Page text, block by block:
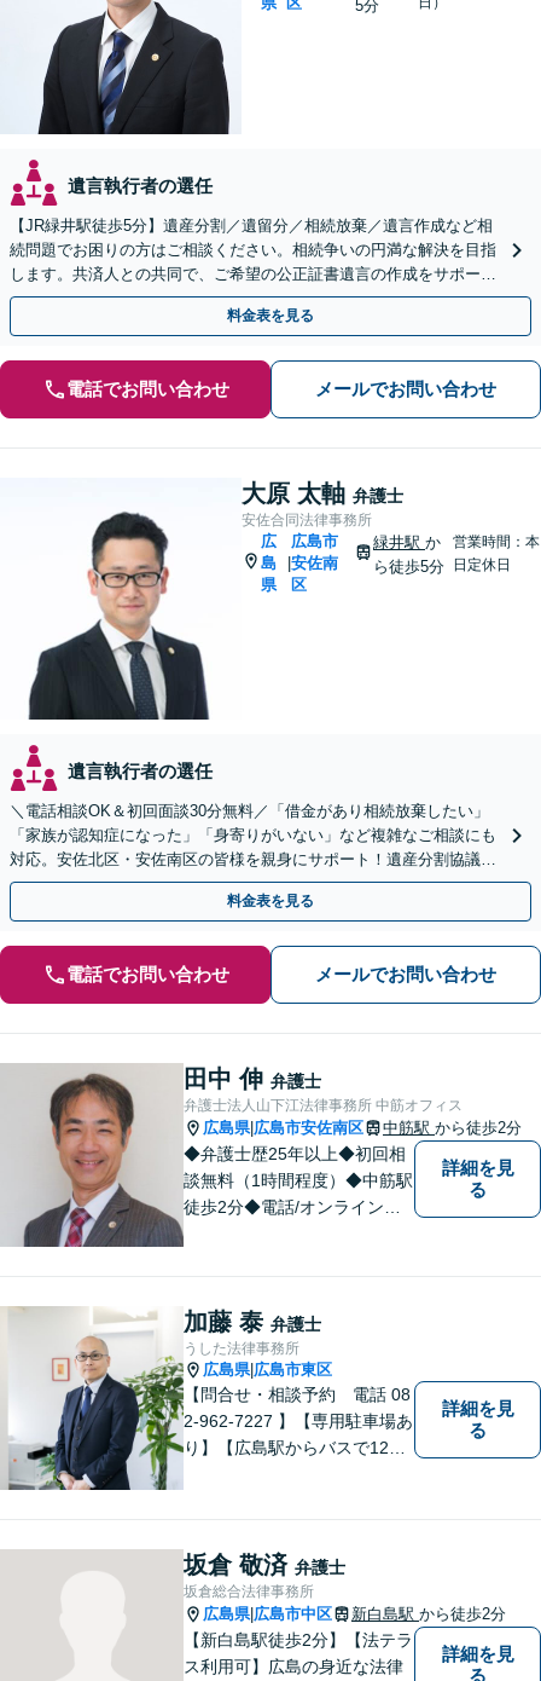
5分
遺言執行者の選任
【JR緑井駅徒歩5分】遺産分割／遺留分／相続放棄／遺言作成など相
続問題でお困りの方はご相談ください。相続争いの円満な解決を目指
します。共済人との共同で、ご希望の公正証書遺言の作成をサポート
【完全個室】
料金表を見る
電話でお問い合わせ メールでお問い合わせ
大原 太軸 弁護士
安佐合同法律事務所
広
島
県
|
広島市
安佐南
区
緑井駅 か
ら徒歩5分
営業時間：本
日定休日
遺言執行者の選任
＼電話相談OK＆初回面談30分無料／「借金があり相続放棄したい」
「家族が認知症になった」「身寄りがいない」など複雑なご相談にも
対応。安佐北区・安佐南区の皆様を親身にサポート！遺産分割協議や
調停、遺言書作成、成年後見申し立て【JR緑井駅5分】
料金表を見る
電話でお問い合わせ メールでお問い合わせ
田中 伸 弁護士
弁護士法人山下江法律事務所 中筋オフィス
広島県| 広島市安佐南区 中筋駅 から徒歩2分
◆弁護士歴25年以上◆初回相
談無料（1時間程度）◆中筋駅
徒歩2分◆電話/オンライン相
地域の皆様に寄り添い、地域
密着型の法律事務所としてよ
り身近な法的サービスを提供
します。
詳細を見
る
加藤 泰 弁護士
うした法律事務所
広島県| 広島市東区
【問合せ・相談予約 電話 08
2-962-7227 】【専用駐車場あ
り】【広島駅からバスで12
もお気軽に上記電話番号まで
お電話ください。
詳細を見
る
坂倉 敬済 弁護士
坂倉総合法律事務所
広島県| 広島市中区 新白島駅 から徒歩2分
【新白島駅徒歩2分】【法テラ
ス利用可】広島の身近な法律
詳細を見
る